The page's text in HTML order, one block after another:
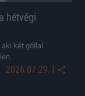
hétvégi
aki két góllal
2026.07.29. |